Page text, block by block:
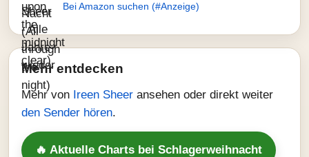
Bei Amazon suchen (#Anzeige)
Mehr entdecken
Mehr von Ireen Sheer ansehen oder direkt weiter
den Sender hören.
🔥 Aktuelle Charts bei Schlagerweihnacht